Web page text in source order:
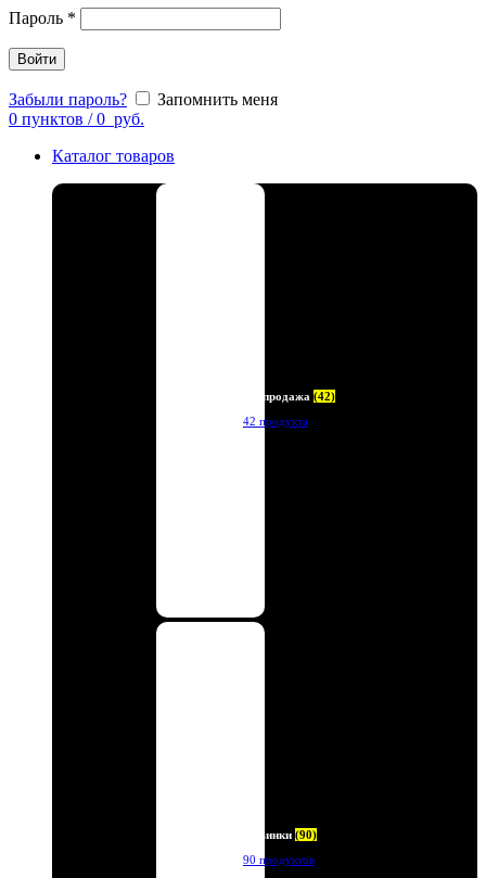
Пароль *
Войти
Забыли пароль?
Запомнить меня
0 пунктов / 0 руб.
Каталог товаров
Распродажа (42)
42 продукта
Новинки (90)
90 продуктов